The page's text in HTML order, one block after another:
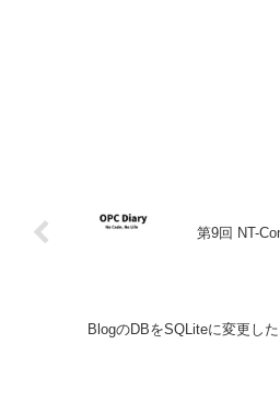
第9回 NT-
BlogのDBをSQLiteに変更した